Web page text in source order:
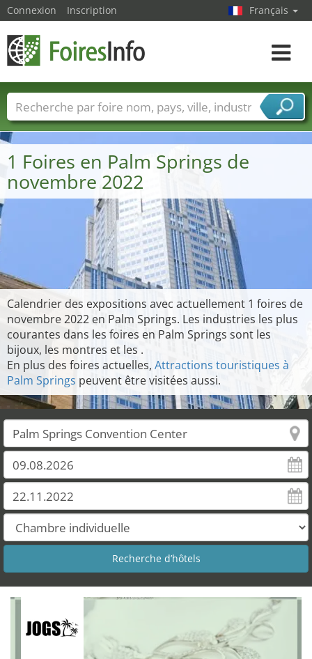
1 Foires en Palm Springs de
novembre 2022
Calendrier des expositions avec actuellement 1 foires de
novembre 2022 en Palm Springs. Les industries les plus
courantes dans les foires en Palm Springs sont les
bijoux, les montres et les .
En plus des foires actuelles, Attractions touristiques à
Palm Springs peuvent être visitées aussi.
Connexion Inscription Français
Toggle
Foire noms Pays Villes
Secteurs de foire
Secteurs du fournisseur de services